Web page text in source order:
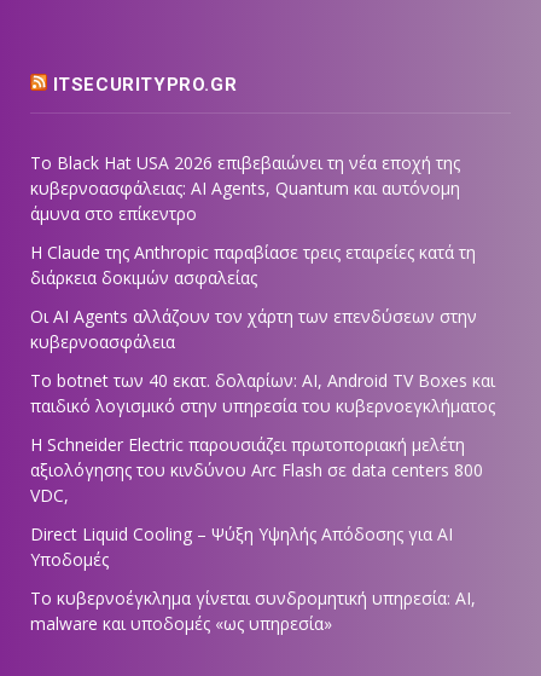
ITSECURITYPRO.GR
Το Black Hat USA 2026 επιβεβαιώνει τη νέα εποχή της
κυβερνοασφάλειας: AI Agents, Quantum και αυτόνομη
άμυνα στο επίκεντρο
Η Claude της Anthropic παραβίασε τρεις εταιρείες κατά τη
διάρκεια δοκιμών ασφαλείας
Οι AI Agents αλλάζουν τον χάρτη των επενδύσεων στην
κυβερνοασφάλεια
Το botnet των 40 εκατ. δολαρίων: AI, Android TV Boxes και
παιδικό λογισμικό στην υπηρεσία του κυβερνοεγκλήματος
Η Schneider Electric παρουσιάζει πρωτοποριακή μελέτη
αξιολόγησης του κινδύνου Arc Flash σε data centers 800
VDC,
Direct Liquid Cooling – Ψύξη Υψηλής Απόδοσης για AI
Υποδομές
Το κυβερνοέγκλημα γίνεται συνδρομητική υπηρεσία: AI,
malware και υποδομές «ως υπηρεσία»